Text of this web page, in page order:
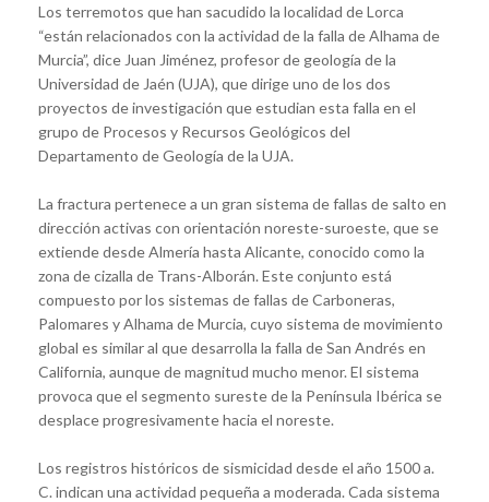
Los terremotos que han sacudido la localidad de Lorca
“están relacionados con la actividad de la falla de Alhama de
Murcia”, dice Juan Jiménez, profesor de geología de la
Universidad de Jaén (UJA), que dirige uno de los dos
proyectos de investigación que estudian esta falla en el
grupo de Procesos y Recursos Geológicos del
Departamento de Geología de la UJA.
La fractura pertenece a un gran sistema de fallas de salto en
dirección activas con orientación noreste-suroeste, que se
extiende desde Almería hasta Alicante, conocido como la
zona de cizalla de Trans-Alborán. Este conjunto está
compuesto por los sistemas de fallas de Carboneras,
Palomares y Alhama de Murcia, cuyo sistema de movimiento
global es similar al que desarrolla la falla de San Andrés en
California, aunque de magnitud mucho menor. El sistema
provoca que el segmento sureste de la Península Ibérica se
desplace progresivamente hacia el noreste.
Los registros históricos de sismicidad desde el año 1500 a.
C. indican una actividad pequeña a moderada. Cada sistema